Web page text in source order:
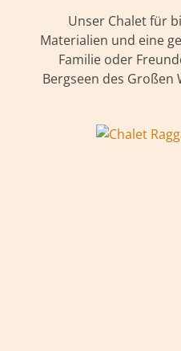
Unser Chalet für
Materialien und eine
Familie oder
Bergseen des Großen